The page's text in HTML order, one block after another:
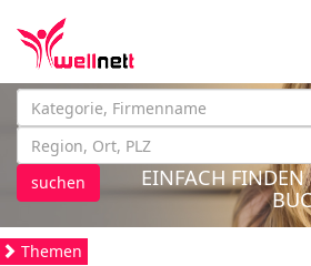
suchen
EINFACH
Themen